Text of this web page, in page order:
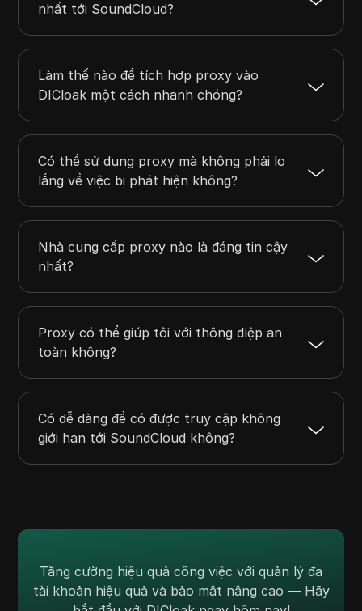
nhất tới SoundCloud?
Làm thế nào để tích hợp proxy vào
DICloak một cách nhanh chóng?
Có thể sử dụng proxy mà không phải lo
lắng về việc bị phát hiện không?
Nhà cung cấp proxy nào là đáng tin cậy
nhất?
Proxy có thể giúp tôi với thông điệp an
toàn không?
Có dễ dàng để có được truy cập không
giới hạn tới SoundCloud không?
Tăng cường hiệu quả công việc với quản lý đa
tài khoản hiệu quả và bảo mật nâng cao — Hãy